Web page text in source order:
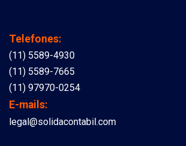
Telefones:
(11) 5589-4930
(11) 5589-7665
(11) 97970-0254
E-mails:
legal@solidacontabil.com